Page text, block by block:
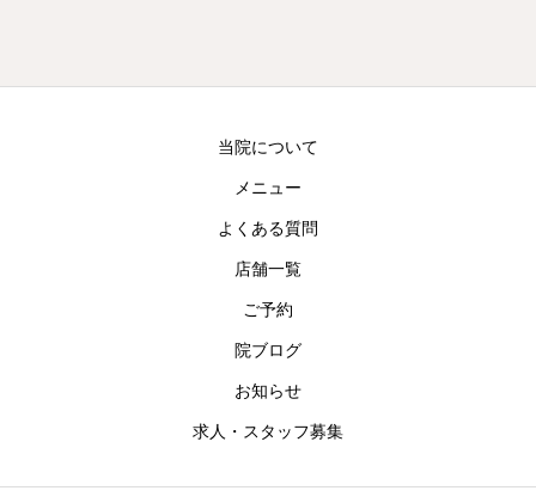
当院について
メニュー
よくある質問
店舗一覧
ご予約
院ブログ
お知らせ
求人・スタッフ募集